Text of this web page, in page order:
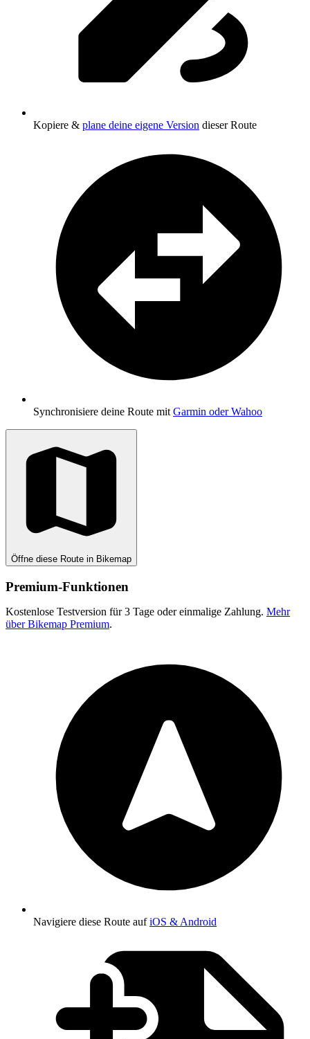
Kopiere & plane deine eigene Version dieser Route
Synchronisiere deine Route mit Garmin oder Wahoo
Öffne diese Route in Bikemap
Premium-Funktionen
Kostenlose Testversion für 3 Tage oder einmalige Zahlung. Mehr
über Bikemap Premium.
Navigiere diese Route aufiOS & Android